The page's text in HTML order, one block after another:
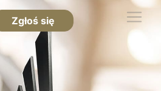
Zgłoś się